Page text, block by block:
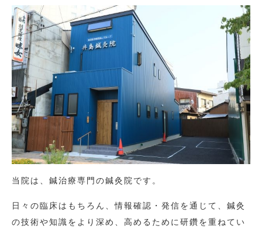
当院は、鍼治療専門の鍼灸院です。
日々の臨床はもちろん、情報確認・発信を通じて、鍼灸
の技術や知識をより深め、高めるために研鑽を重ねてい